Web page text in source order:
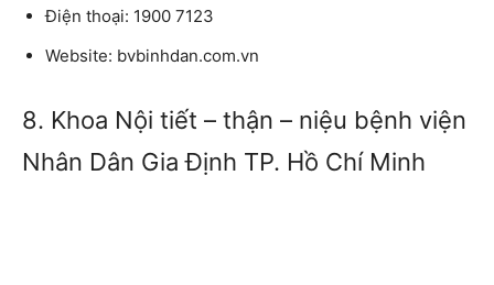
Điện thoại: 1900 7123
Website: bvbinhdan.com.vn
8. Khoa Nội tiết – thận – niệu bệnh viện
Nhân Dân Gia Định TP. Hồ Chí Minh